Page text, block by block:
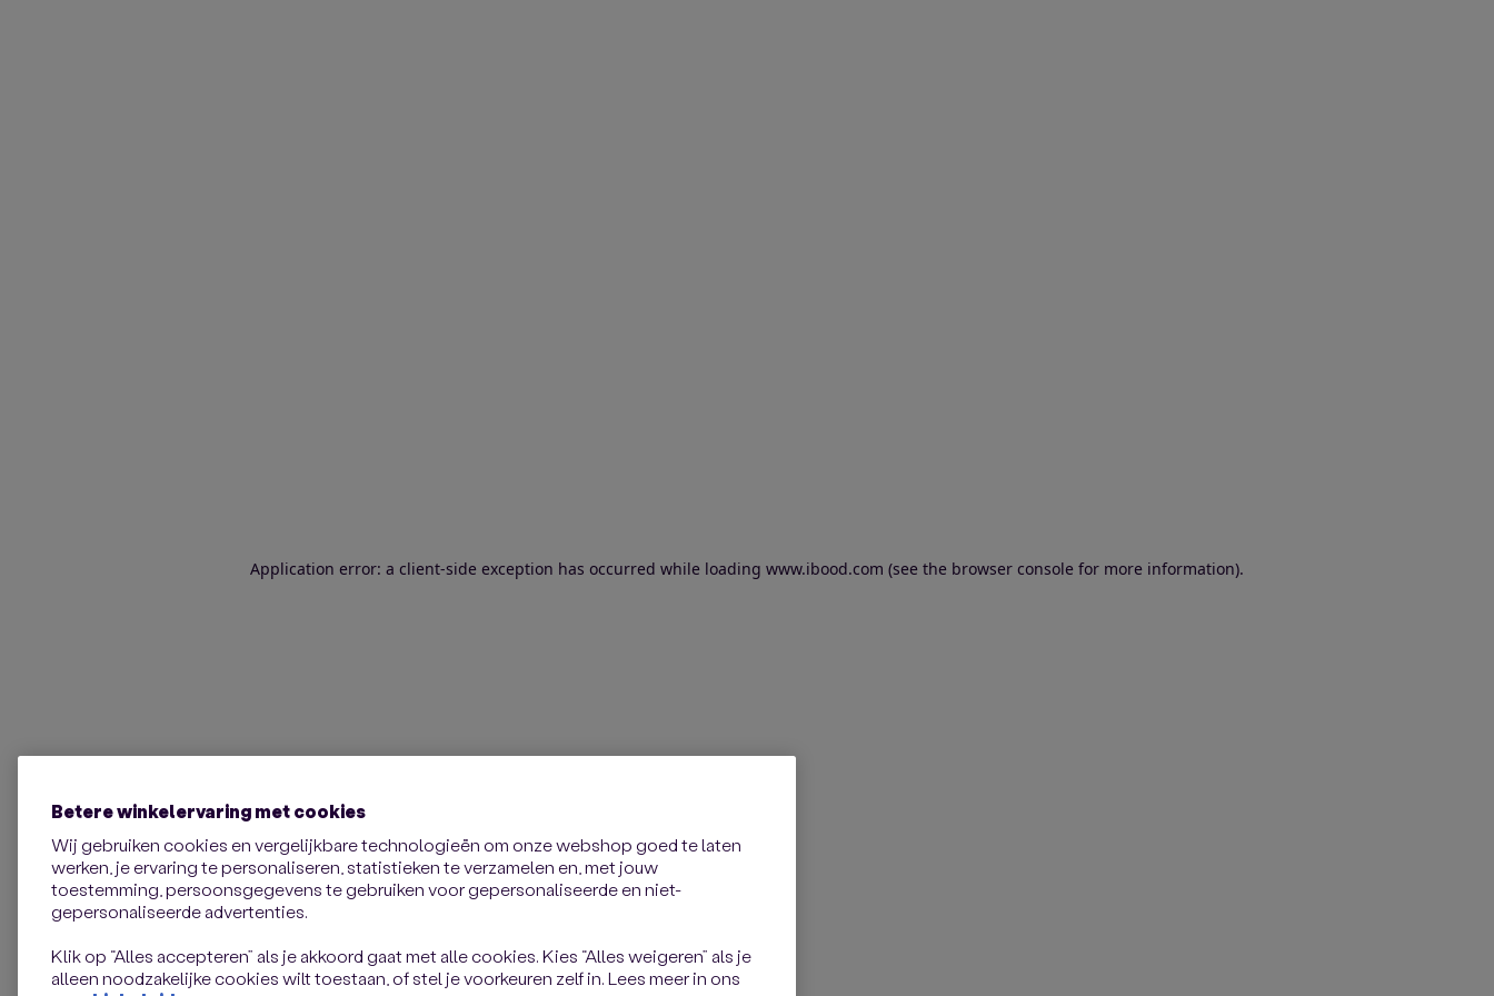
Application error: a client-side exception has occurred while loading www.ibood.com (see the browser console for more information).
Betere winkelervaring met cookies
Wij gebruiken cookies en vergelijkbare technologieën om onze webshop goed te laten
werken, je ervaring te personaliseren, statistieken te verzamelen en, met jouw
toestemming, persoonsgegevens te gebruiken voor gepersonaliseerde en niet-
gepersonaliseerde advertenties.
Klik op “Alles accepteren” als je akkoord gaat met alle cookies. Kies “Alles weigeren” als je
alleen noodzakelijke cookies wilt toestaan, of stel je voorkeuren zelf in. Lees meer in ons